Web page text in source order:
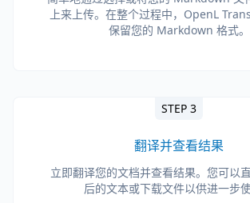
上来上传。在整个过程中，OpenL
保留您的 Markdown 格式。
STEP 3
翻译并查看结果
立即翻译您的文档并查看结果。您可以
后的文本或下载文件以供进一步使